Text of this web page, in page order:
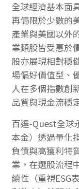
全球經濟基本面
再侷限於少數的
產業與美國以外
業類股皆受惠於
股亦展現相對穩
場偏好價值型、
人在多個指數創
品質與現金流穩
百達-Quest全球
本金）透過量化
負債與高獲利特
業，在選股流程
續性（重視ESG